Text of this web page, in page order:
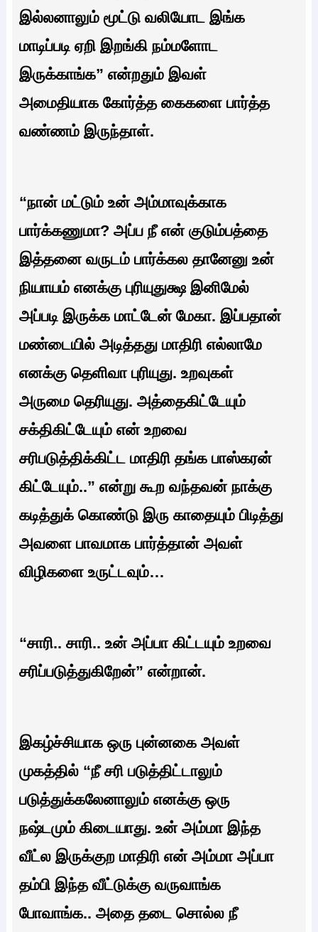
இல்லனாலும் மூட்டு வலியோட இங்க
மாடிப்படி ஏறி இறங்கி நம்மளோட
இருக்காங்க” என்றதும் இவள்
அமைதியாக கோர்த்த கைகளை பார்த்த
வண்ணம் இருந்தாள்.
“நான் மட்டும் உன் அம்மாவுக்காக
பார்க்கணுமா? அப்ப நீ என் குடும்பத்தை
இத்தனை வருடம் பார்க்கல தானேனு உன்
நியாயம் எனக்கு புரியுதுக்ஷ இனிமேல்
அப்படி இருக்க மாட்டேன் மேகா. இப்பதான்
மண்டையில் அடித்தது மாதிரி எல்லாமே
எனக்கு தெளிவா புரியுது. உறவுகள்
அருமை தெரியுது. அத்தைகிட்டேயும்
சக்திகிட்டேயும் என்‌ உறவை
சரிபடுத்திக்கிட்ட மாதிரி தங்க பாஸ்கரன்
கிட்டேயும்..” என்று கூற வந்தவன் நாக்கு
கடித்துக் கொண்டு இரு காதையும் பிடித்து
அவளை பாவமாக பார்த்தான் அவள்
விழிகளை உருட்டவும்…
“சாரி.. சாரி.. உன் அப்பா கிட்டயும் உறவை
சரிப்படுத்துகிறேன்” என்றான்.
இகழ்ச்சியாக ஒரு புன்னகை அவள்
முகத்தில் “நீ சரி படுத்திட்டாலும்
படுத்துக்கலேனாலும் எனக்கு ஒரு
நஷ்டமும் கிடையாது. உன் அம்மா இந்த
வீட்ல இருக்குற மாதிரி என் அம்மா அப்பா
தம்பி இந்த வீட்டுக்கு வருவாங்க
போவாங்க.. அதை தடை சொல்ல நீ